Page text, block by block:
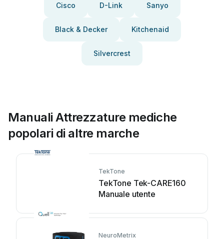
Cisco D-Link Sanyo
Black & Decker Kitchenaid
Silvercrest
Manuali Attrezzature mediche
popolari di altre marche
TekTone
TekTone Tek-CARE160
Manuale utente
NeuroMetrix